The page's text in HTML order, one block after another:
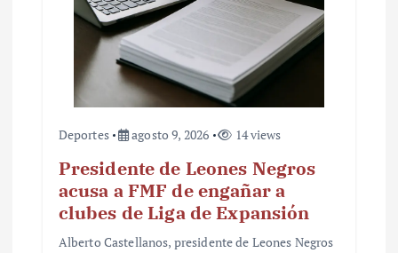
Deportes agosto 9, 2026 14 views
Presidente de Leones Negros
acusa a FMF de engañar a
clubes de Liga de Expansión
Alberto Castellanos, presidente de Leones Negros